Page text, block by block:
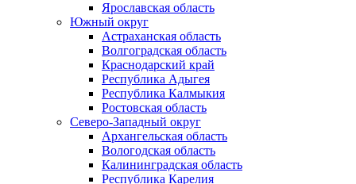
Ярославская область
Южный округ
Астраханская область
Волгоградская область
Краснодарский край
Республика Адыгея
Республика Калмыкия
Ростовская область
Северо-Западный округ
Архангельская область
Вологодская область
Калининградская область
Республика Карелия